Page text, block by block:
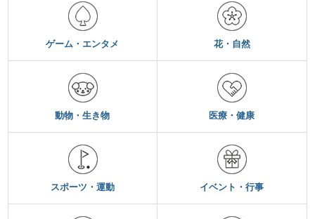
ゲーム・エンタメ 花・自然
動物・生き物 医療・健康
スポーツ・運動 イベント・行事